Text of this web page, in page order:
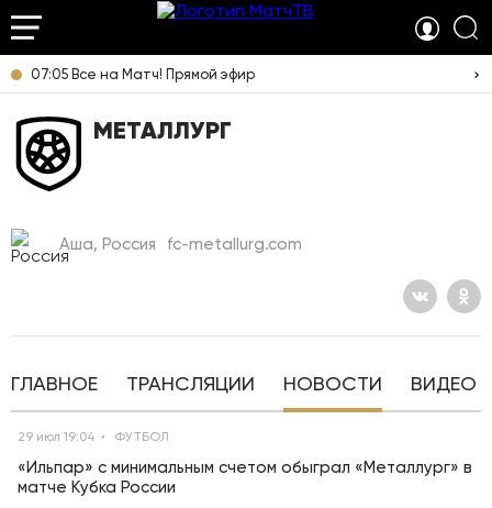
07:05 Все на Матч! Прямой эфир
МЕТАЛЛУРГ
Аша, Россия fc-metallurg.com
ГЛАВНОЕ ТРАНСЛЯЦИИ НОВОСТИ ВИДЕО
29 июл 19:04 ФУТБОЛ
«Ильпар» с минимальным счетом обыграл «Металлург» в
матче Кубка России